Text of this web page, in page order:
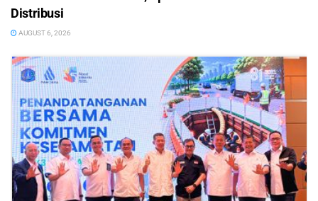
Distribusi
AUGUST 6, 2026